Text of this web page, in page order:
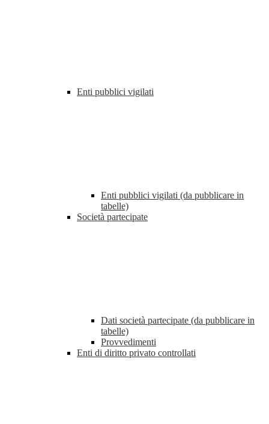
Enti pubblici vigilati
Enti pubblici vigilati (da pubblicare in
tabelle)
Società partecipate
Dati società partecipate (da pubblicare in
tabelle)
Provvedimenti
Enti di diritto privato controllati